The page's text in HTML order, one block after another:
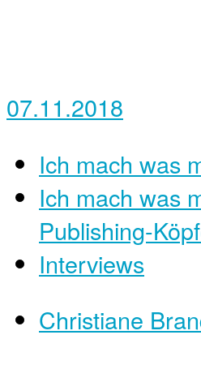
07.11.2018
Ich mach was
Ich mach was
Publishing-
Interviews
Christiane